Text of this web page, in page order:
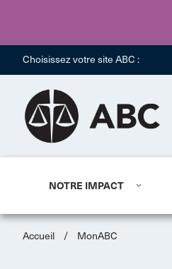
Choisissez votre site ABC :
NOTRE IMPACT
Accueil / MonABC